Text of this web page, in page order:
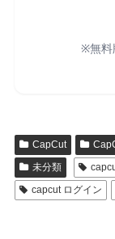
※無料
CapCut
未分類
capcut ログイン